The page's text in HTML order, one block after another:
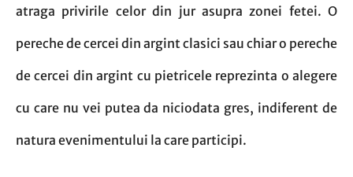
atraga privirile celor din jur asupra zonei fetei. O
pereche de cercei din argint clasici sau chiar o pereche
de cercei din argint cu pietricele reprezinta o alegere
cu care nu vei putea da niciodata gres, indiferent de
natura evenimentului la care participi.